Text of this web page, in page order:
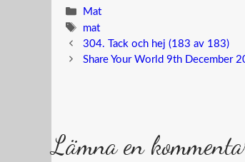
Kategorier
Mat
Etiketter
mat
304. Tack och hej (183 av 183)
Share Your World 9th December
Lämna en